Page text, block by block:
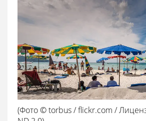
(Фото © torbus / flickr.com /